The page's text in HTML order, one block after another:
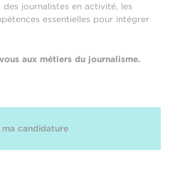
journalistes en activité, les
essentielles pour intégrer
aux métiers du journalisme.
ma candidature